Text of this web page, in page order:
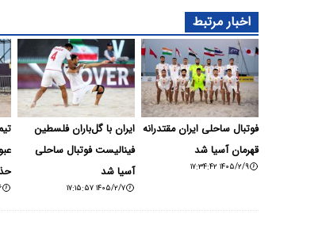
اخبار مرتبط
فوتبال ساحلی ایران مقتدرانه
قهرمان آسیا شد
۱۴۰۵/۲/۹ ۱۷:۳۴:۴۲
ایران با گل‌باران فلسطین
فینالیست فوتبال ساحلی
آسیا شد
۱۴۰۵/۲/۷ ۱۷:۱۵:۵۷